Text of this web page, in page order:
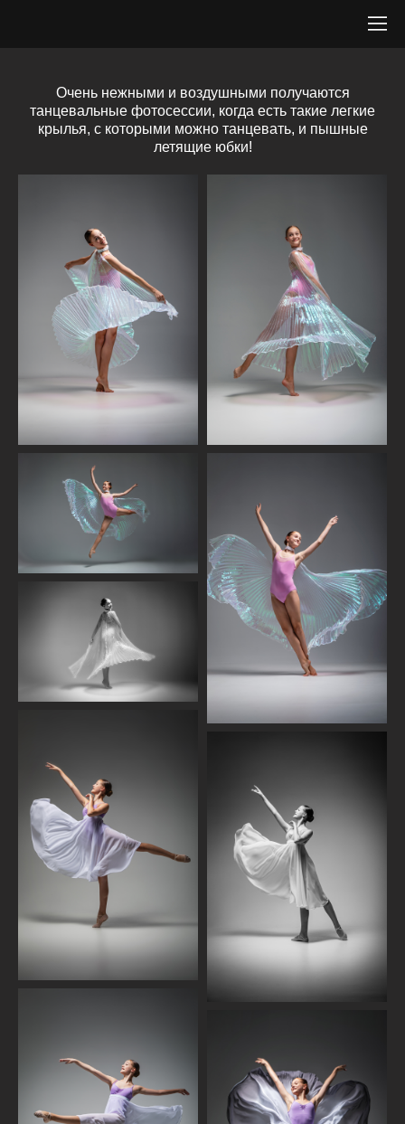
Очень нежными и воздушными получаются
танцевальные фотосессии, когда есть такие легкие
крылья, с которыми можно танцевать, и пышные
летящие юбки!